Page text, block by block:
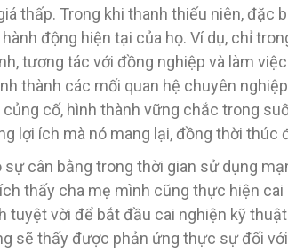
thấp. Trong khi thanh thiếu niên, đặc
động hiện tại của họ. Ví dụ, chỉ
tương tác với đồng nghiệp và làm
thành các mối quan hệ chuyên
cố, hình thành vững chắc trong
lợi ích mà nó mang lại, đồng thời
cân bằng trong thời gian sử dụng
thấy cha mẹ mình cũng thực hiện
vời để bắt đầu cai nghiện kỹ
sẽ thấy được phản ứng thực sự đối